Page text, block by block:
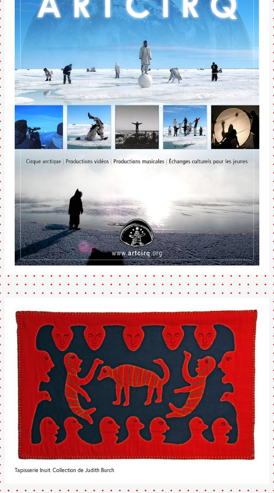
Tapisserie Inuit. Collection de Judith Burch